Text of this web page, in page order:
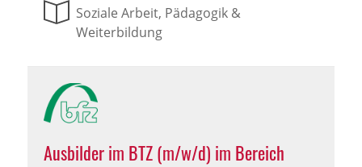
Soziale Arbeit, Pädagogik &
Weiterbildung
Ausbilder im BTZ (m/w/d) im Bereich